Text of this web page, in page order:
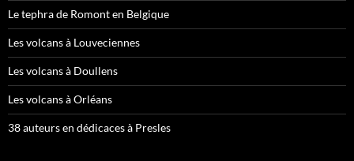
Le tephra de Romont en Belgique
Les volcans à Louveciennes
Les volcans à Doullens
Les volcans à Orléans
38 auteurs en dédicaces à Presles